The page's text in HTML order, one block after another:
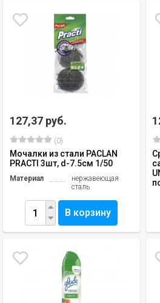
127,37 руб.
(0)
Мочалки из стали PACLAN
PRACTI 3шт, d-7.5см 1/50
Материал
нержавеющая
сталь
В корзину